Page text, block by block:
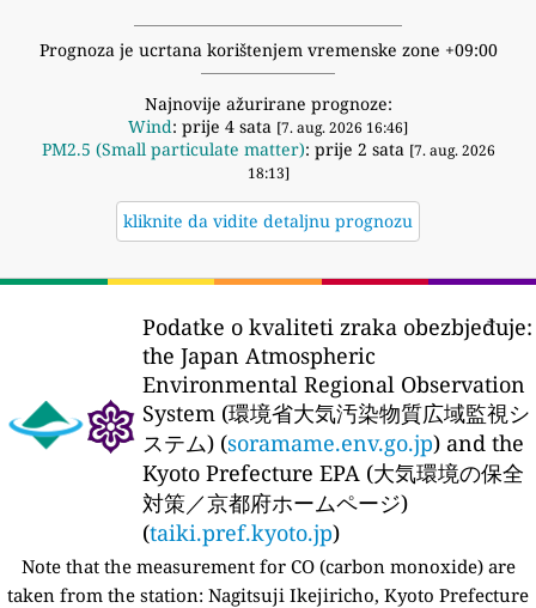
Prognoza je ucrtana korištenjem vremenske zone +09:00
Najnovije ažurirane prognoze:
Wind: prije 4 sata [7. aug. 2026 16:46]
PM2.5 (Small particulate matter): prije 2 sata [7. aug. 2026
18:13]
kliknite da vidite detaljnu prognozu
Podatke o kvaliteti zraka obezbjeđuje:
the Japan Atmospheric
Environmental Regional Observation
System (環境省大気汚染物質広域監視シ
ステム) (soramame.env.go.jp) and the
Kyoto Prefecture EPA (大気環境の保全
対策／京都府ホームページ)
(taiki.pref.kyoto.jp)
Note that the measurement for CO (carbon monoxide) are
taken from the station: Nagitsuji Ikejiricho, Kyoto Prefecture